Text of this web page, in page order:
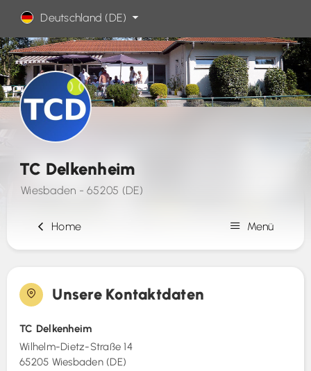
Deutschland (DE)
TC Delkenheim
Wiesbaden - 65205 (DE)
Home Menü
Unsere Kontaktdaten
TC Delkenheim
Wilhelm-Dietz-Straße 14
65205 Wiesbaden (DE)